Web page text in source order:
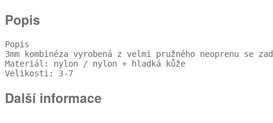
Popis
Popis
3mm kombinéza vyrobená z velmi pružného neoprenu
Materiál: nylon / nylon + hladká kůže
Velikosti: 3-7
Další informace